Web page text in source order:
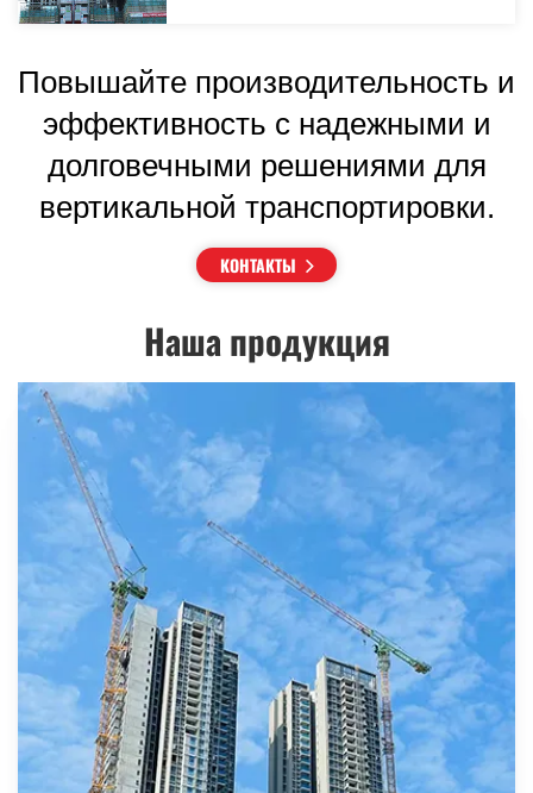
Повышайте производительность и
эффективность с надежными и
долговечными решениями для
вертикальной транспортировки.
КОНТАКТЫ
Наша продукция